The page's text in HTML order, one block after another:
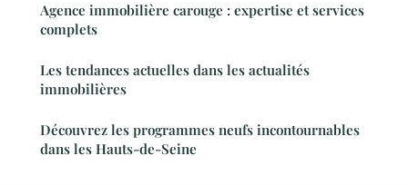
Agence immobilière carouge : expertise et services
complets
Les tendances actuelles dans les actualités
immobilières
Découvrez les programmes neufs incontournables
dans les Hauts-de-Seine